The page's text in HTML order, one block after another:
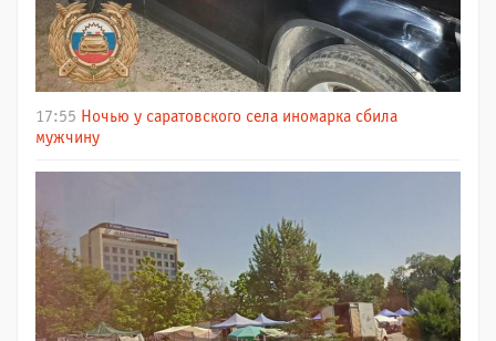
17:55 Ночью у саратовского села иномарка сбила
мужчину